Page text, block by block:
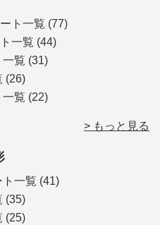
ト一覧 (77)
一覧 (44)
一覧 (31)
(26)
一覧 (22)
> もっと見る
一覧 (41)
(35)
(25)